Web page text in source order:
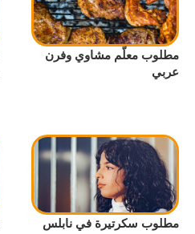
مطلوب معلّم مشاوي وفرن
عربي
مطلوب سكرتيرة في نابلس